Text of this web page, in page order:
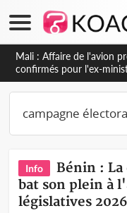
Nigeria : Le Togo et le
produits de la raffinerie
Info
Bénin : La
bat son plein à
législatives 2026